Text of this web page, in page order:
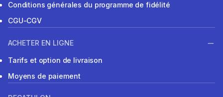
Conditions générales du programme de fidélité
CGU-CGV
ACHETER EN LIGNE
Tarifs et option de livraison
Moyens de paiement